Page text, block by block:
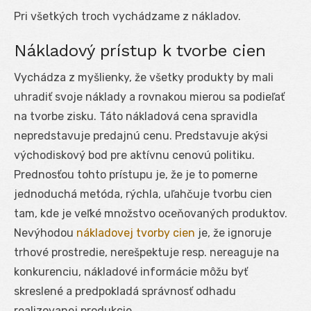
Pri všetkých troch vychádzame z nákladov.
Nákladový prístup k tvorbe cien
Vychádza z myšlienky, že všetky produkty by mali
uhradiť svoje náklady a rovnakou mierou sa podieľať
na tvorbe zisku. Táto nákladová cena spravidla
nepredstavuje predajnú cenu. Predstavuje akýsi
východiskový bod pre aktívnu cenovú politiku.
Prednosťou tohto prístupu je, že je to pomerne
jednoduchá metóda, rýchla, uľahčuje tvorbu cien
tam, kde je veľké množstvo oceňovaných produktov.
Nevýhodou nákladovej tvorby cien je, že ignoruje
trhové prostredie, nerešpektuje resp. nereaguje na
konkurenciu, nákladové informácie môžu byť
skreslené a predpokladá správnosť odhadu